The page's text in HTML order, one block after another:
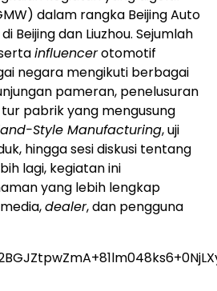
dalam rangka Beijing Auto
Beijing dan Liuzhou. Sejumlah
influencerotomotif
negara mengikuti berbagai
pameran, penelusuran
pabrik yang mengusung
Style Manufacturing, uji
hingga sesi diskusi tentang
lagi, kegiatan ini
yang lebih lengkap
dealer, dan pengguna